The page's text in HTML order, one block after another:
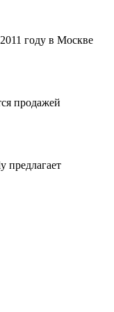
году в Москве
продажей
предлагает